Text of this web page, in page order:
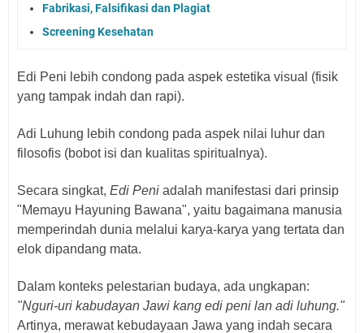
Fabrikasi, Falsifikasi dan Plagiat
Screening Kesehatan
Edi Peni lebih condong pada aspek estetika visual (fisik
yang tampak indah dan rapi).
Adi Luhung lebih condong pada aspek nilai luhur dan
filosofis (bobot isi dan kualitas spiritualnya).
Secara singkat, Edi Peni adalah manifestasi dari prinsip
"Memayu Hayuning Bawana", yaitu bagaimana manusia
memperindah dunia melalui karya-karya yang tertata dan
elok dipandang mata.
Dalam konteks pelestarian budaya, ada ungkapan:
"Nguri-uri kabudayan Jawi kang edi peni lan adi luhung."
Artinya, merawat kebudayaan Jawa yang indah secara